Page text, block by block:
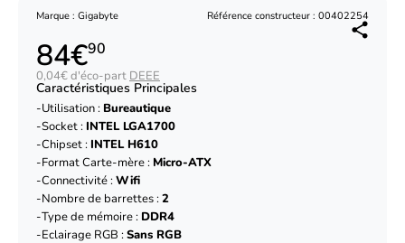
Marque : Gigabyte Référence constructeur : 00402254
84€90
0,04€ d'éco-part DEEE
Caractéristiques Principales
Utilisation : Bureautique
Socket : INTEL LGA1700
Chipset : INTEL H610
Format Carte-mère : Micro-ATX
Connectivité :Wifi
Nombre de barrettes :2
Type de mémoire : DDR4
Eclairage RGB :Sans RGB